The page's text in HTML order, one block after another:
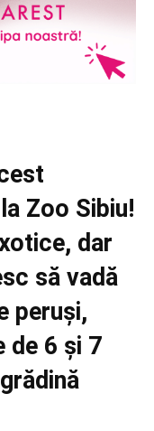
Zoo Sibiu!
dar
să vadă
peruși,
de 6 și 7